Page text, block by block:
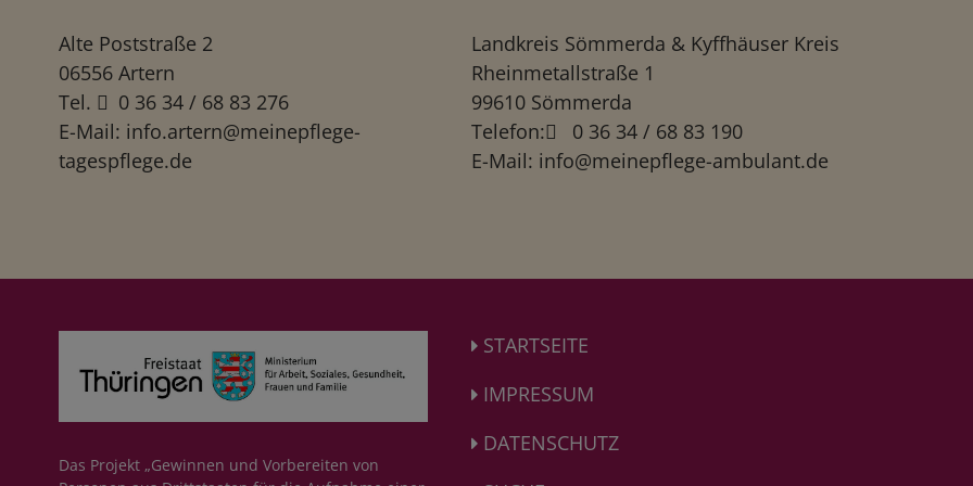
Alte Poststraße 2
06556 Artern
Tel.
0 36 34 / 68 83 276
E-Mail: info.artern@meinepflege-
tagespflege.de
Landkreis Sömmerda & Kyffhäuser Kreis
Rheinmetallstraße 1
99610 Sömmerda
Telefon:
0 36 34 / 68 83 190
E-Mail: info@meinepflege-ambulant.de
Das Projekt „Gewinnen und Vorbereiten von
STARTSEITE
IMPRESSUM
DATENSCHUTZ